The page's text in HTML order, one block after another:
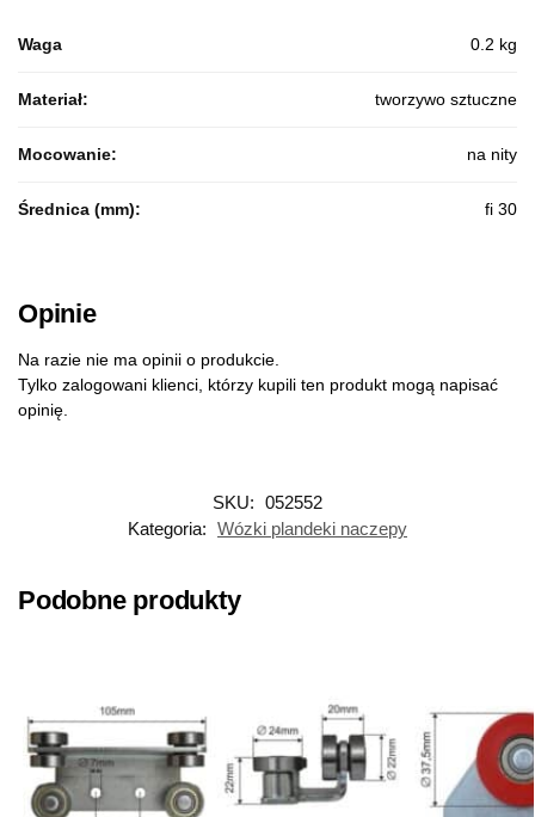
Waga 0.2 kg
Materiał: tworzywo sztuczne
Mocowanie: na nity
Średnica (mm): fi 30
Opinie
Na razie nie ma opinii o produkcie.
Tylko zalogowani klienci, którzy kupili ten produkt mogą napisać
opinię.
SKU: 052552
Kategoria: Wózki plandeki naczepy
Podobne produkty